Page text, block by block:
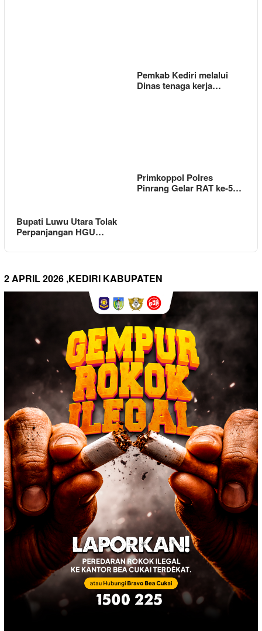
Pemkab Kediri melalui
Dinas tenaga kerja…
Bupati Luwu Utara Tolak
Perpanjangan HGU…
Primkoppol Polres
Pinrang Gelar RAT ke-5…
2 APRIL 2026 ,KEDIRI KABUPATEN